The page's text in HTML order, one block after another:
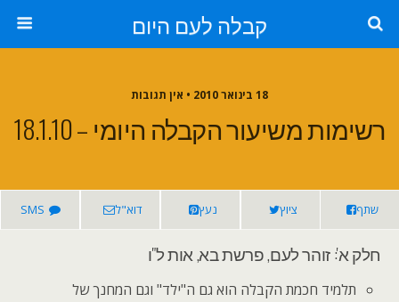
קבלה לעם היום
18 בינואר 2010 • אין תגובות
רשימות משיעור הקבלה היומי – 18.1.10
שתף ציוץ נעץ דוא"ל SMS
חלק א': זוהר לעם, פרשת בא, אות ל"ו
תלמיד חכמת הקבלה הוא גם ה"ילד" וגם המחנך של